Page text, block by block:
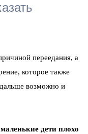
переедания, а
которое также
возможно и
дети плохо